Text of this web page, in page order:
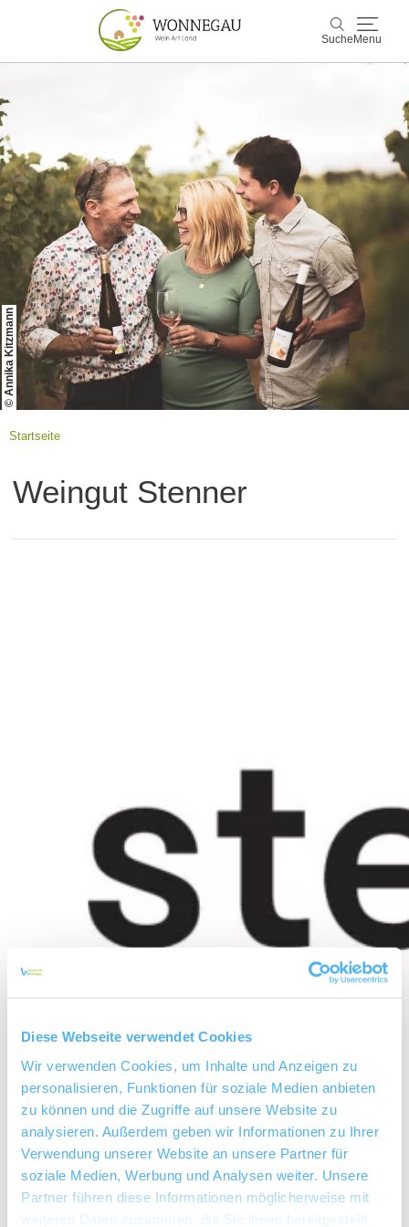
Diese Webseite verwendet Cookies
Wir verwenden Cookies, um Inhalte und Anzeigen zu
personalisieren, Funktionen für soziale Medien anbieten
zu können und die Zugriffe auf unsere Website zu
analysieren. Außerdem geben wir Informationen zu Ihrer
Verwendung unserer Website an unsere Partner für
soziale Medien, Werbung und Analysen weiter. Unsere
Partner führen diese Informationen möglicherweise mit
weiteren Daten zusammen, die Sie ihnen bereitgestellt
Suche Menu
Entdecken & Erleben
Wein & Genuss
Kultur & Events
Buchen & Service
© Annika Kitzmann
Startseite
Weingut Stenner
Weingut Stenner